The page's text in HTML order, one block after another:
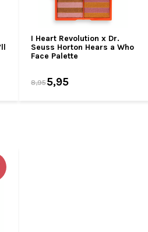
I Heart Revolution x Dr.
Seuss Horton Hears a Who
Face Palette
8,955,95